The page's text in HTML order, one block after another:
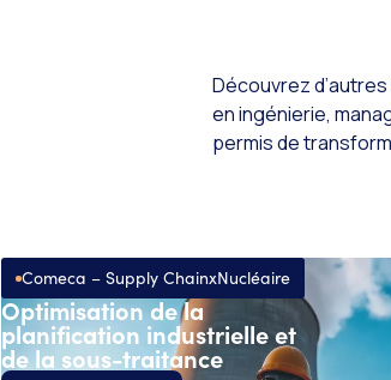
Découvrez
en ingénierie,
permis de
Comeca – Supply ChainxNucléaire
Optimisation de la
planification industrielle et
de la sous-traitance